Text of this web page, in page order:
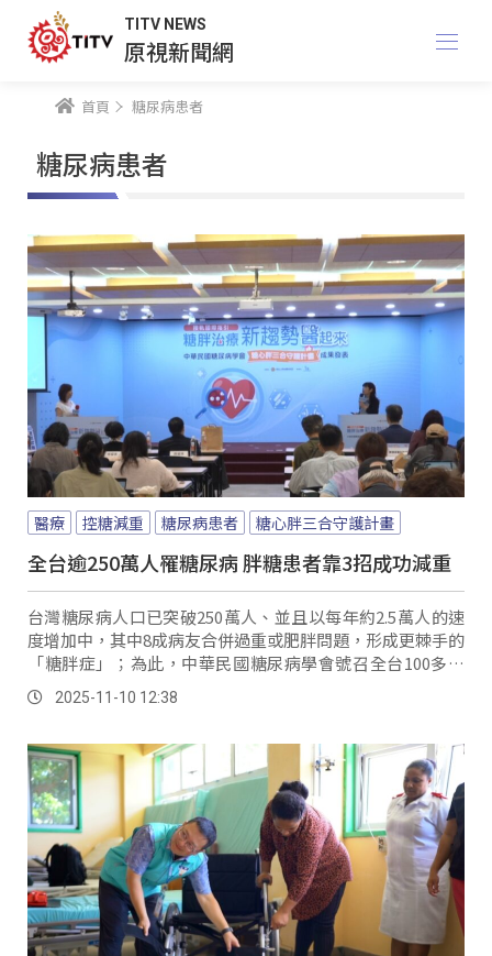
TITV NEWS
原視新聞網
首頁 糖尿病患者
糖尿病患者
醫療 控糖減重 糖尿病患者 糖心胖三合守護計畫
全台逾250萬人罹糖尿病 胖糖患者靠3招成功減重
台灣糖尿病人口已突破250萬人、並且以每年約2.5萬人的速
度增加中，其中8成病友合併過重或肥胖問題，形成更棘手的
「糖胖症」；為此，中華民國糖尿病學會號召全台100多家
醫療院所，參與「糖心胖三合守護計畫」，協助病友控糖減
重守護健康。
2025-11-10 12:38